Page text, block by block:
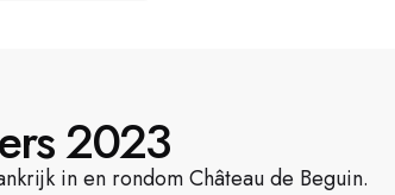
2023
in en rondom Château de Beguin.